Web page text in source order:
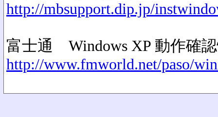
http://mbsupport.dip.jp/
富士通 Windows XP 動作確
http://www.fmworld.net/paso/